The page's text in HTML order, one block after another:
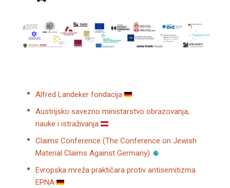
Alfred Landeker fondacija
Austrijsko savezno ministarstvo obrazovanja,
nauke i istraživanja
Claims Conference (The Conference on Jewish
Material Claims Against Germany)
Evropska mreža praktičara protiv antisemitizma
EPNA